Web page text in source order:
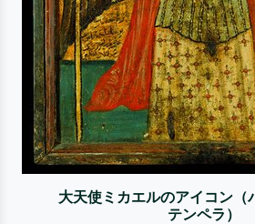
大天使ミカエルのアイコン（
テンペラ）